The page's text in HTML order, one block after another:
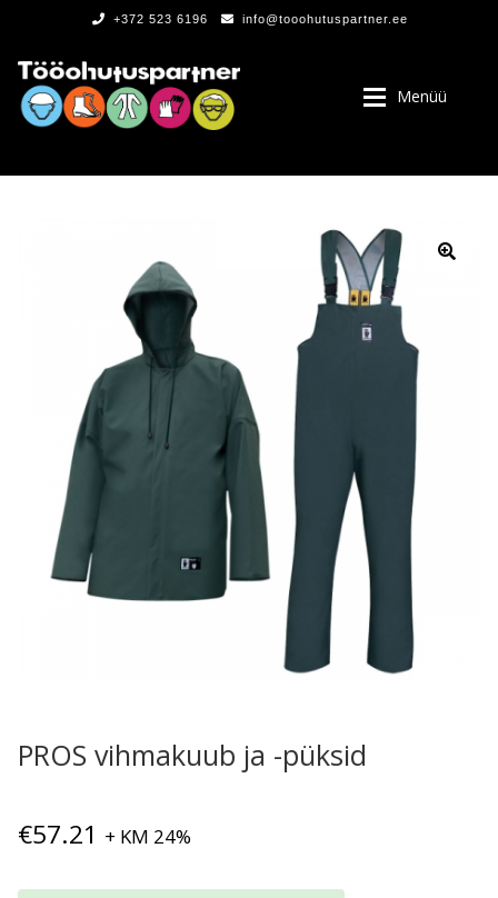
+372 523 6196 info@tooohutuspartner.ee
Menüü
PROS vihmakuub ja -püksid
€57.21 + KM 24%